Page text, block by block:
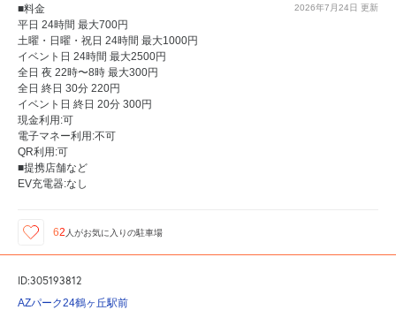
2026年7月24日 更新
■料金
平日 24時間 最大700円
土曜・日曜・祝日 24時間 最大1000円
イベント日 24時間 最大2500円
全日 夜 22時〜8時 最大300円
全日 終日 30分 220円
イベント日 終日 20分 300円
現金利用:可
電子マネー利用:不可
QR利用:可
■提携店舗など
EV充電器:なし
62 人がお気に入りの駐車場
ID:305193812
AZパーク24鶴ヶ丘駅前